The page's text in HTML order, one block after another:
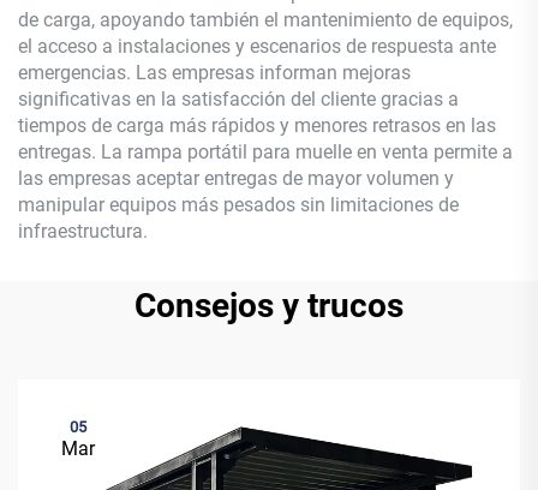
de carga, apoyando también el mantenimiento de equipos,
el acceso a instalaciones y escenarios de respuesta ante
emergencias. Las empresas informan mejoras
significativas en la satisfacción del cliente gracias a
tiempos de carga más rápidos y menores retrasos en las
entregas. La rampa portátil para muelle en venta permite a
las empresas aceptar entregas de mayor volumen y
manipular equipos más pesados sin limitaciones de
infraestructura.
Consejos y trucos
05
Mar